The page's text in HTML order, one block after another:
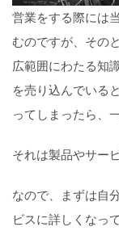
営業をする際には
むのですが、その
広範囲にわたる知
を売り込んでいる
ってしまったら、
それは製品やサー
なので、まずは自
ビスに詳しくなっ